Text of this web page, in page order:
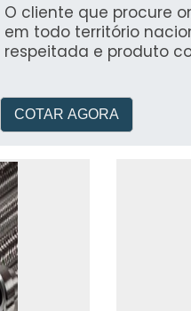
O cliente que procure
em todo território
respeitada e produto
COTAR AGORA